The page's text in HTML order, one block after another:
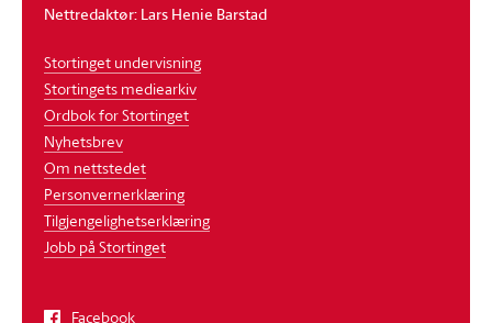
Nettredaktør: Lars Henie Barstad
Stortinget undervisning
Stortingets mediearkiv
Ordbok for Stortinget
Nyhetsbrev
Om nettstedet
Personvernerklæring
Tilgjengelighetserklæring
Jobb på Stortinget
Facebook